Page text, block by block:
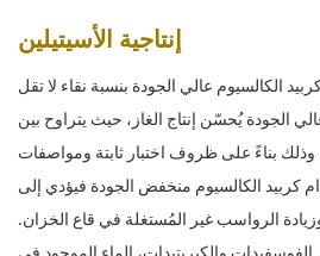
إنتاجية الأسيتيلين
الكالسيوم عالي الجودة بنسبة نقاء لا تقل
عالي الجودة يُحسّن إنتاج الغاز، حيث يتراوح بين
وذلك بناءً على ظروف اختبار ثابتة ومواصفات
كربيد الكالسيوم منخفض الجودة فيؤدي إلى
الرواسب غير المُستغلة في قاع الخزان.